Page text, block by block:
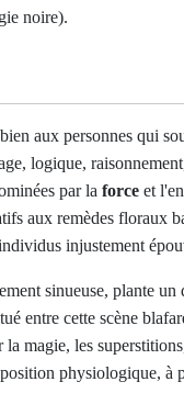
noire).
aux personnes qui
logique,
par la force et
aux remèdes floraux
injustement
sinueuse, plante
entre cette scène
magie, les
physiologique,